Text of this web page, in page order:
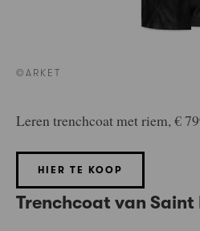
©ARKET
Leren trenchcoat met riem, €
HIER TE KOOP
Trenchcoat van Saint